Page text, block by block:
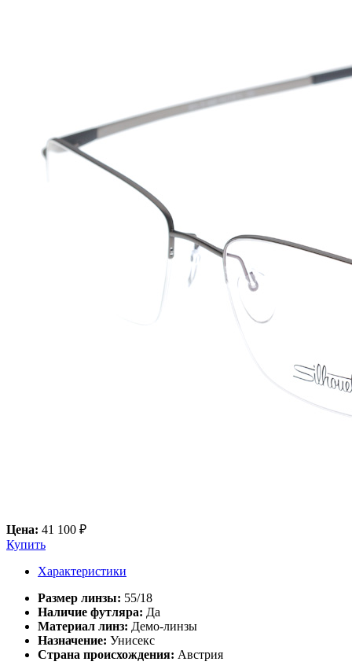
Цена: 41 100 ₽
Купить
Характеристики
Размер линзы: 55/18
Наличие футляра: Да
Материал линз: Демо-линзы
Назначение: Унисекс
Страна происхождения: Австрия